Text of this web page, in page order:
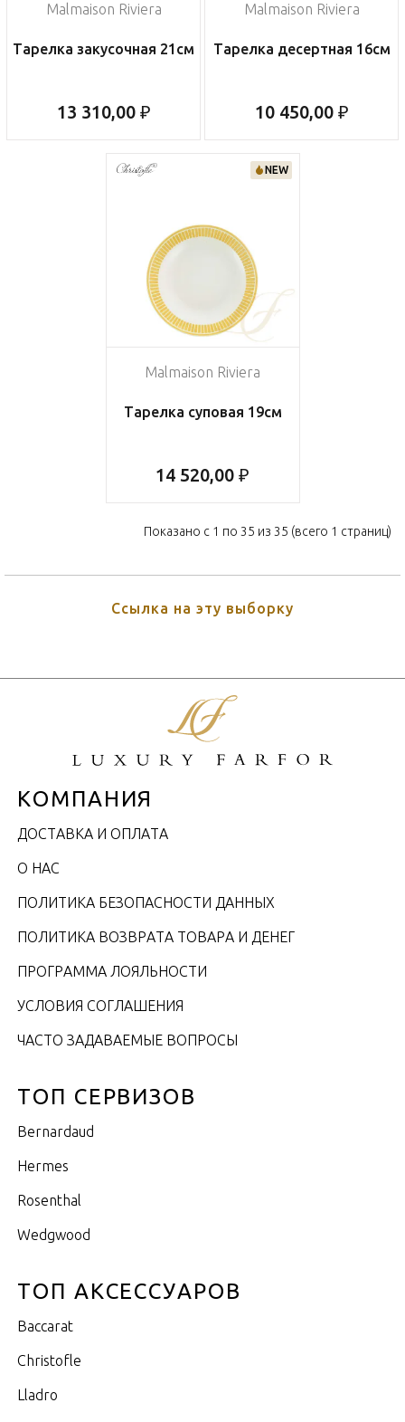
Malmaison Riviera
Тарелка закусочная 21см
13 310,00 ₽
Malmaison Riviera
Тарелка десертная 16см
10 450,00 ₽
NEW
Malmaison Riviera
Тарелка суповая 19см
14 520,00 ₽
Показано с 1 по 35 из 35 (всего 1 страниц)
Ссылка на эту выборку
КОМПАНИЯ
ДОСТАВКА И ОПЛАТА
О НАС
ПОЛИТИКА БЕЗОПАСНОСТИ ДАННЫХ
ПОЛИТИКА ВОЗВРАТА ТОВАРА И ДЕНЕГ
ПРОГРАММА ЛОЯЛЬНОСТИ
УСЛОВИЯ СОГЛАШЕНИЯ
ЧАСТО ЗАДАВАЕМЫЕ ВОПРОСЫ
ТОП СЕРВИЗОВ
Bernardaud
Hermes
Rosenthal
Wedgwood
ТОП АКСЕССУАРОВ
Baccarat
Christofle
Lladro